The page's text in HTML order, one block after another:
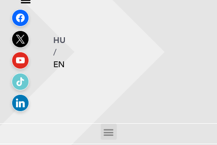
HU
/
EN